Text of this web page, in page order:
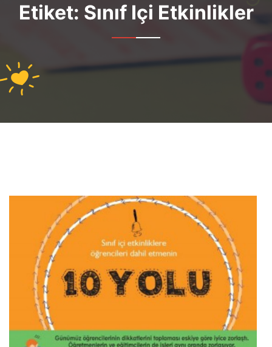
Etiket: Sınıf Içi Etkinlikler